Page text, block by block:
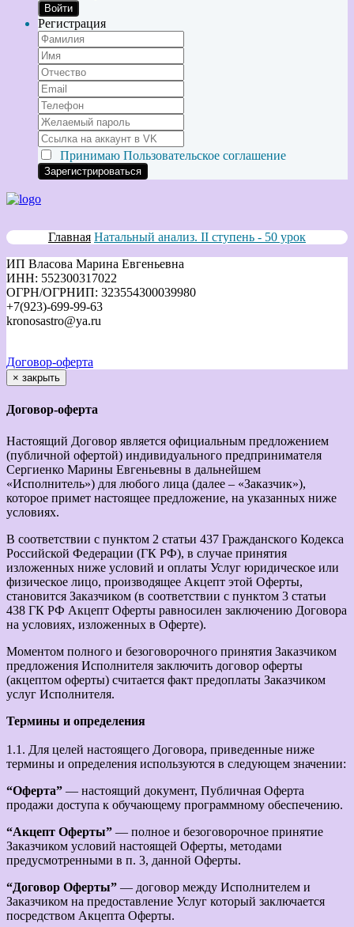
Войти
Регистрация
Принимаю Пользовательское соглашение
Главная Натальный анализ. II ступень - 50 урок
ИП Власова Марина Евгеньевна
ИНН: 552300317022
ОГРН/ОГРНИП: 323554300039980
+7(923)-699-99-63
kronosastro@ya.ru
Договор-оферта
× закрыть
Договор-оферта
Настоящий Договор является официальным предложением
(публичной офертой) индивидуального предпринимателя
Сергиенко Марины Евгеньевны в дальнейшем
«Исполнитель») для любого лица (далее – «Заказчик»),
которое примет настоящее предложение, на указанных ниже
условиях.
В соответствии с пунктом 2 статьи 437 Гражданского Кодекса
Российской Федерации (ГК РФ), в случае принятия
изложенных ниже условий и оплаты Услуг юридическое или
физическое лицо, производящее Акцепт этой Оферты,
становится Заказчиком (в соответствии с пунктом 3 статьи
438 ГК РФ Акцепт Оферты равносилен заключению Договора
на условиях, изложенных в Оферте).
Моментом полного и безоговорочного принятия Заказчиком
предложения Исполнителя заключить договор оферты
(акцептом оферты) считается факт предоплаты Заказчиком
услуг Исполнителя.
Термины и определения
1.1. Для целей настоящего Договора, приведенные ниже
термины и определения используются в следующем значении:
“Оферта” — настоящий документ, Публичная Оферта
продажи доступа к обучающему программному обеспечению.
“Акцепт Оферты” — полное и безоговорочное принятие
Заказчиком условий настоящей Оферты, методами
предусмотренными в п. 3, данной Оферты.
“Договор Оферты” — договор между Исполнителем и
Заказчиком на предоставление Услуг который заключается
посредством Акцепта Оферты.